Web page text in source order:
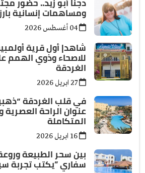
ومساهمات إنسانية
شاهد| أول قرية
للاصحاء وذوي
الغردقة
27 ابريل 2026
في قلب الغردقة
عنوان الراحة العصرية
المتكاملة
بين سحر الطبيعة
سفاري ”يكتب تجربة